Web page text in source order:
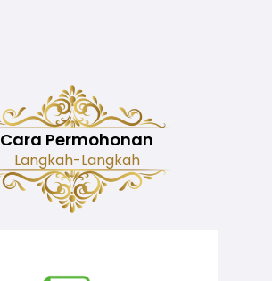
Cara Permohonan
Langkah-Langkah